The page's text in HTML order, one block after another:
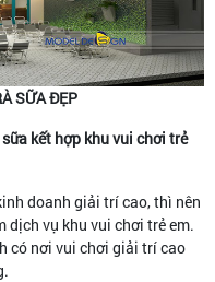
SỮA ĐẸP
kết hợp khu vui chơi trẻ
doanh giải trí cao, thì nên
dịch vụ khu vui chơi trẻ em.
có nơi vui chơi giải trí cao